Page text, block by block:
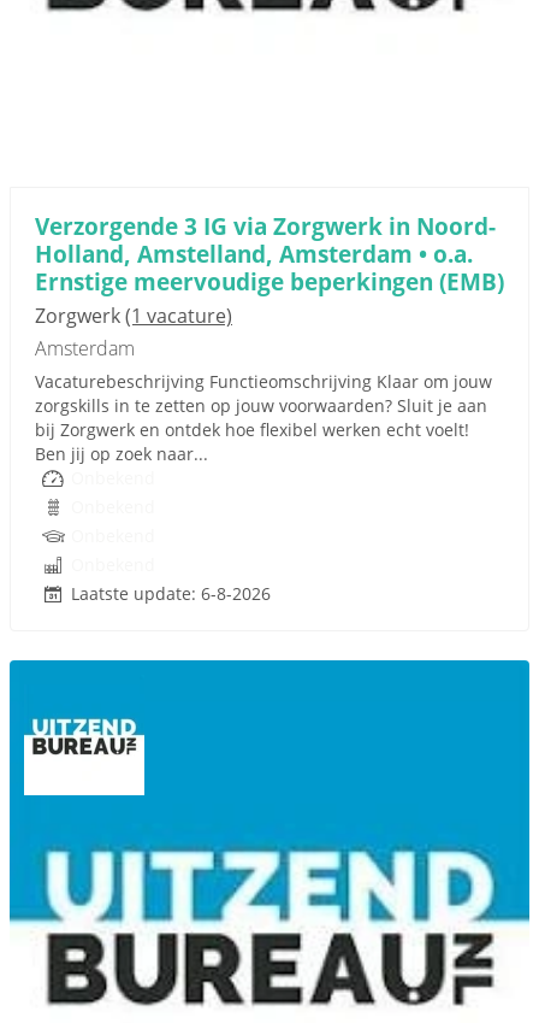
Verzorgende 3 IG via Zorgwerk in Noord-
Holland, Amstelland, Amsterdam • o.a.
Ernstige meervoudige beperkingen (EMB)
Zorgwerk(1 vacature)
Amsterdam
Vacaturebeschrijving Functieomschrijving Klaar om jouw
zorgskills in te zetten op jouw voorwaarden? Sluit je aan
bij Zorgwerk en ontdek hoe flexibel werken echt voelt!
Ben jij op zoek naar...
Laatste update: 6-8-2026